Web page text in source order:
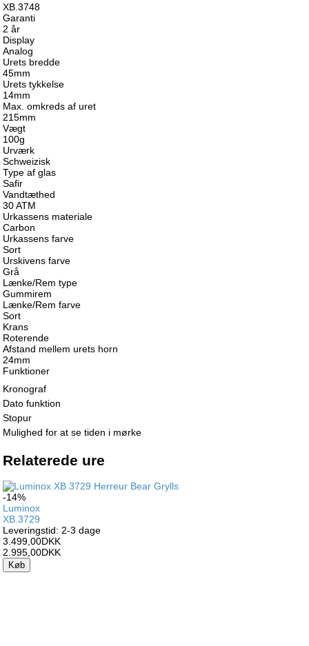
XB.3748
Garanti
2 år
Display
Analog
Urets bredde
45mm
Urets tykkelse
14mm
Max. omkreds af uret
215mm
Vægt
100g
Urværk
Schweizisk
Type af glas
Safir
Vandtæthed
30 ATM
Urkassens materiale
Carbon
Urkassens farve
Sort
Urskivens farve
Grå
Lænke/Rem type
Gummirem
Lænke/Rem farve
Sort
Krans
Roterende
Afstand mellem urets horn
24mm
Funktioner
Kronograf
Dato funktion
Stopur
Mulighed for at se tiden i mørke
Relaterede ure
-14%
Luminox
XB.3729
Leveringstid: 2-3 dage
3.499,00DKK
2.995,00DKK
Køb